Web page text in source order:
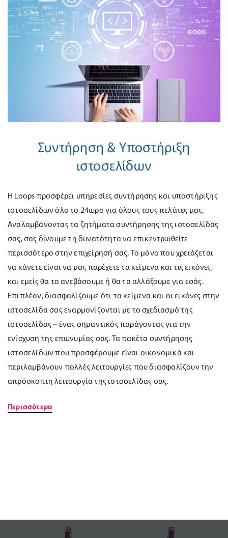
Συντήρηση & Υποστήριξη
ιστοσελίδων
Η Loops προσφέρει υπηρεσίες συντήρησης και υποστήριξης
ιστοσελίδων όλο το 24ωρο για όλους τους πελάτες μας.
Αναλαμβάνοντας τα ζητήματα συντήρησης της ιστοσελίδας
σας, σας δίνουμε τη δυνατότητα να επικεντρωθείτε
περισσότερο στην επιχείρησή σας. Το μόνο που χρειάζεται
να κάνετε είναι να μας παρέχετε τα κείμενα και τις εικόνες,
και εμείς θα τα ανεβάσουμε ή θα τα αλλάξουμε για εσάς.
Επιπλέον, διασφαλίζουμε ότι τα κείμενα και οι εικόνες στην
ιστοσελίδα σας εναρμονίζονται με το σχεδιασμό της
ιστοσελίδας – ένας σημαντικός παράγοντας για την
ενίσχυση της επωνυμίας σας. Τα πακέτα συντήρησης
ιστοσελίδων που προσφέρουμε είναι οικονομικά και
περιλαμβάνουν πολλές λειτουργίες που διασφαλίζουν την
απρόσκοπτη λειτουργία της ιστοσελίδας σας.
Περισσότερα